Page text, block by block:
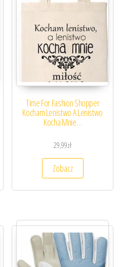
Time For Fashion Shopper
Kocham Lenistwo A Lenistwo
Kocha Mnie…
29,99zł
Zobacz